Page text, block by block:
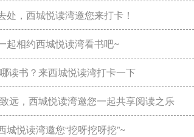
处，西城悦读湾邀您来打卡！
起相约西城悦读湾看书吧~
读书？来西城悦读湾打卡一下
远，西城悦读湾邀您一起共享阅读之乐
悦读湾邀您“挖呀挖呀挖”~